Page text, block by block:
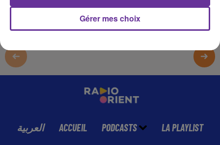
0:00 3 min 24 sec
العربية ACCUEIL PODCASTS LA PLAYLIST
Gérer mes choix